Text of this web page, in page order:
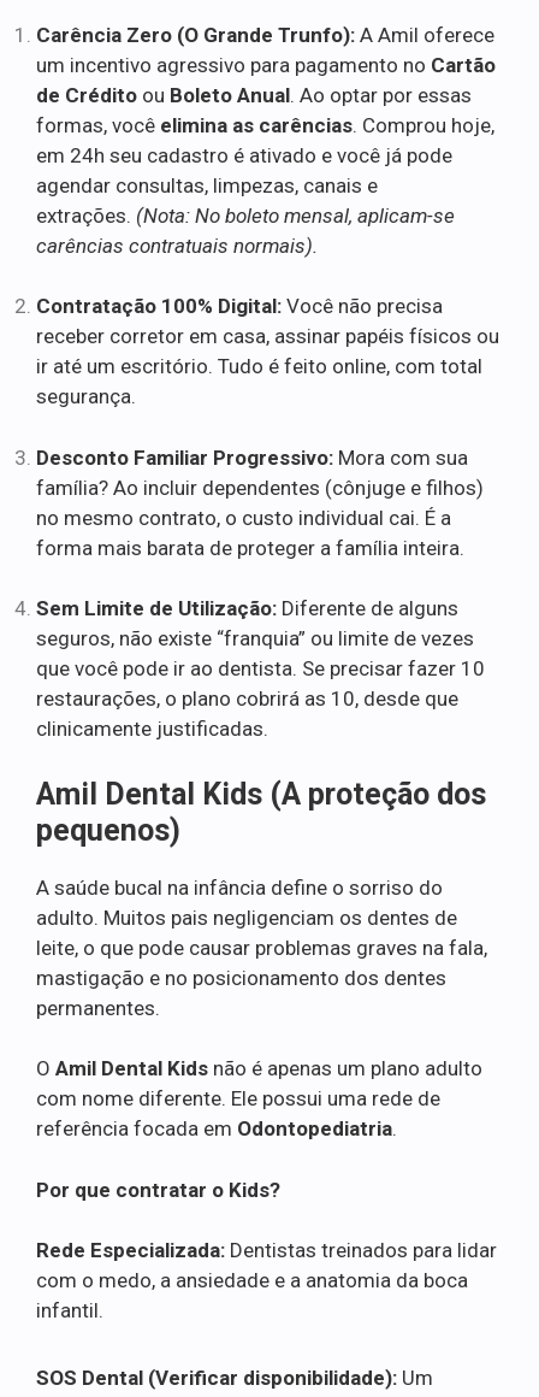
Carência Zero (O Grande Trunfo): A Amil oferece
um incentivo agressivo para pagamento no Cartão
de Crédito ou Boleto Anual. Ao optar por essas
formas, você elimina as carências. Comprou hoje,
em 24h seu cadastro é ativado e você já pode
agendar consultas, limpezas, canais e
extrações. (Nota: No boleto mensal, aplicam-se
carências contratuais normais).
Contratação 100% Digital: Você não precisa
receber corretor em casa, assinar papéis físicos ou
ir até um escritório. Tudo é feito online, com total
segurança.
Desconto Familiar Progressivo: Mora com sua
família? Ao incluir dependentes (cônjuge e filhos)
no mesmo contrato, o custo individual cai. É a
forma mais barata de proteger a família inteira.
Sem Limite de Utilização: Diferente de alguns
seguros, não existe “franquia” ou limite de vezes
que você pode ir ao dentista. Se precisar fazer 10
restaurações, o plano cobrirá as 10, desde que
clinicamente justificadas.
Amil Dental Kids (A proteção dos
pequenos)
A saúde bucal na infância define o sorriso do
adulto. Muitos pais negligenciam os dentes de
leite, o que pode causar problemas graves na fala,
mastigação e no posicionamento dos dentes
permanentes.
O Amil Dental Kids não é apenas um plano adulto
com nome diferente. Ele possui uma rede de
referência focada em Odontopediatria.
Por que contratar o Kids?
Rede Especializada: Dentistas treinados para lidar
com o medo, a ansiedade e a anatomia da boca
infantil.
SOS Dental (Verificar disponibilidade): Um